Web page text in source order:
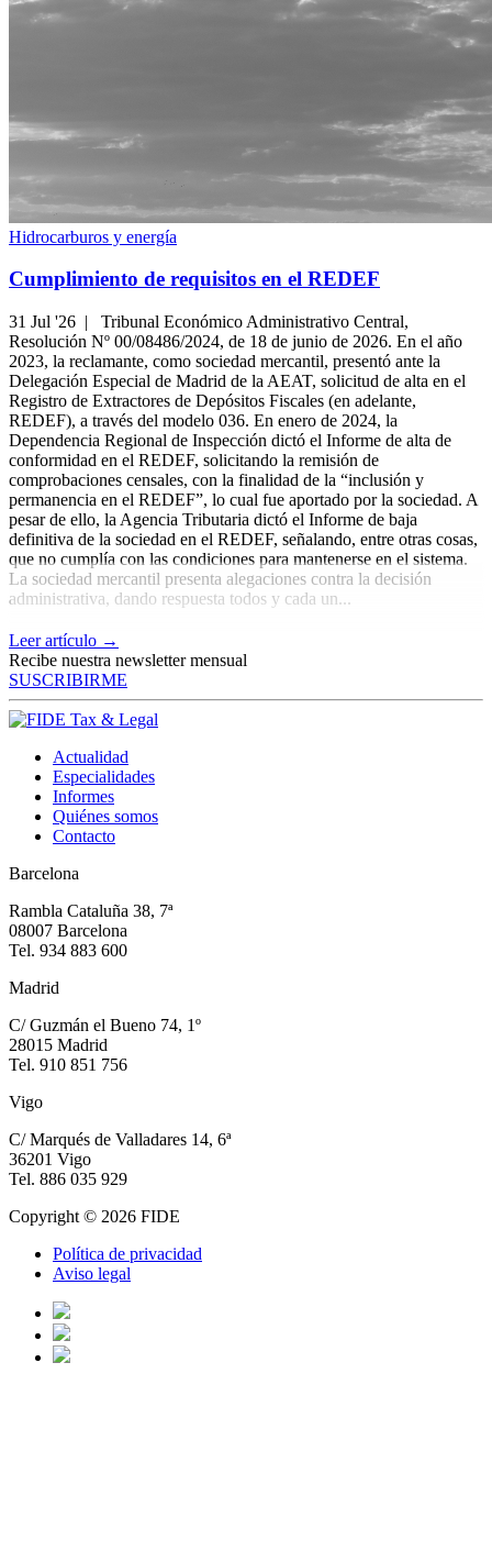
Hidrocarburos y energía
Cumplimiento de requisitos en el REDEF
31 Jul '26 |
Tribunal Económico Administrativo Central,
Resolución Nº 00/08486/2024, de 18 de junio de 2026. En el año
2023, la reclamante, como sociedad mercantil, presentó ante la
Delegación Especial de Madrid de la AEAT, solicitud de alta en el
Registro de Extractores de Depósitos Fiscales (en adelante,
REDEF), a través del modelo 036. En enero de 2024, la
Dependencia Regional de Inspección dictó el Informe de alta de
conformidad en el REDEF, solicitando la remisión de
comprobaciones censales, con la finalidad de la “inclusión y
permanencia en el REDEF”, lo cual fue aportado por la sociedad. A
pesar de ello, la Agencia Tributaria dictó el Informe de baja
definitiva de la sociedad en el REDEF, señalando, entre otras cosas,
que no cumplía con las condiciones para mantenerse en el sistema.
La sociedad mercantil presenta alegaciones contra la decisión
administrativa, dando respuesta todos y cada un...
Leer artículo →
Recibe nuestra newsletter mensual
SUSCRIBIRME
Actualidad
Especialidades
Informes
Quiénes somos
Contacto
Barcelona
Rambla Cataluña 38, 7ª
08007 Barcelona
Tel. 934 883 600
Madrid
C/ Guzmán el Bueno 74, 1º
28015 Madrid
Tel. 910 851 756
Vigo
C/ Marqués de Valladares 14, 6ª
36201 Vigo
Tel. 886 035 929
Copyright © 2026 FIDE
Política de privacidad
Aviso legal